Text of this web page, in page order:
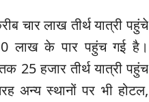
चार लाख तीर्थ यात्री पहुंचे
लाख के पार पहुंच गई है।
25 हजार तीर्थ यात्री पहुंच
अन्य स्थानों पर भी होटल,